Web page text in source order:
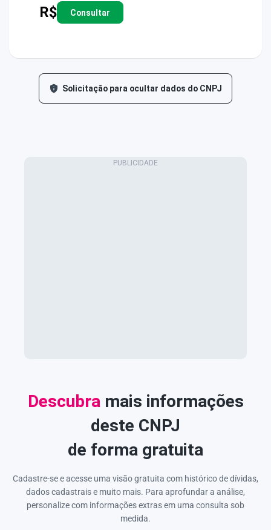
R$ Consultar
Solicitação para ocultar dados do CNPJ
Descubra mais informações
deste CNPJ
de forma gratuita
Cadastre-se e acesse uma visão gratuita com histórico de dívidas,
dados cadastrais e muito mais. Para aprofundar a análise,
personalize com informações extras em uma consulta sob
medida.